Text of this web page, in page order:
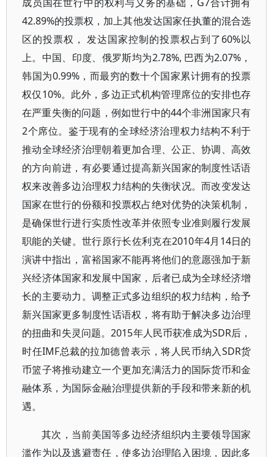
42.89%的投票权，加上其他发达国家任执董的混合选
区的投票权， 发达国家控制的投票权占到了60%以
上。中国、印度、俄罗斯均为2.78%, 巴西为2.07%，
韩国为0.99%，而最穷的数十个国家累计拥有的投票
权仅10%。此外，多边正式机构管理席位的安排也存
在严重失衡的问题，例如世行中的44个非洲国家只有
2个席位。鉴于现有的全球经济治理权力结构不利于
推动全球经济治理朝着更加合理、公正、协调、高效
的方向前进，有必要通过提高新兴国家的制度性话语
权来改善多边治理权力结构的失衡状况。而改变发达
国家在世行的份额和投票权占绝对优势的决策机制，
是确保世行进行实质性改革并依照专业准则履行发展
职能的关键。世行原行长佐利克在2010年4月14日的
演讲中指出，富裕国家不能再将他们的意愿强加于新
兴经济体国家和发展中国家，后者已成为全球经济增
长的主要动力。调整正式多边组织的权力结构，给予
新兴国家更多制度性话语权，将有助于解决多边治理
的扭曲和失灵问题。2015年人民币获准成为SDR后，
时任IMF总裁的拉加德曾表示，将人民币纳入SDR货
币篮子将推动建立一个更加充满活力的国际货币和金
融体系，为国际金融治理提供新的手段和带来新的机
遇。
其次，当前美国等多边经济组织内主要领导国家
滥作为以及逃避责任，使多边治理陷入困境，因此多